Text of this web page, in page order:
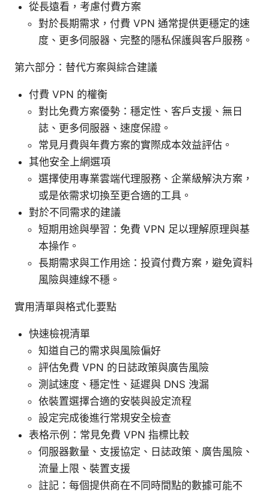
從長遠看，考慮付費方案
對於長期需求，付費 VPN 通常提供更穩定的速
度、更多伺服器、完整的隱私保護與客戶服務。
第六部分：替代方案與綜合建議
付費 VPN 的權衡
對比免費方案優勢：穩定性、客戶支援、無日
誌、更多伺服器、速度保證。
常見月費與年費方案的實際成本效益評估。
其他安全上網選項
選擇使用專業雲端代理服務、企業級解決方案，
或是依需求切換至更合適的工具。
對於不同需求的建議
短期用途與學習：免費 VPN 足以理解原理與基
本操作。
長期需求與工作用途：投資付費方案，避免資料
風險與連線不穩。
實用清單與格式化要點
快速檢視清單
知道自己的需求與風險偏好
評估免費 VPN 的日誌政策與廣告風險
測試速度、穩定性、延遲與 DNS 洩漏
依裝置選擇合適的安裝與設定流程
設定完成後進行常規安全檢查
表格示例：常見免費 VPN 指標比較
伺服器數量、支援協定、日誌政策、廣告風險、
流量上限、裝置支援
註記：每個提供商在不同時間點的數據可能不